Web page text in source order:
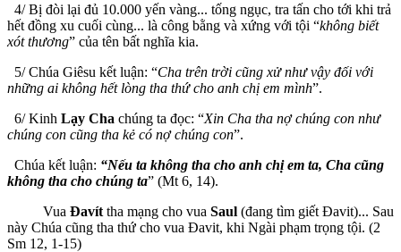
4/ Bị đòi lại đủ 10.000 yến vàng... tống ngục, tra tấn cho tới khi trả
hết đồng xu cuối cùng... là công bằng và xứng với tội “không biết
xót thương” của tên bất nghĩa kia.
5/ Chúa Giêsu kết luận: “Cha trên trời cũng xử như vậy đối với
những ai không hết lòng tha thứ cho anh chị em mình”.
6/ Kinh Lạy Cha chúng ta đọc: “Xin Cha tha nợ chúng con như
chúng con cũng tha kẻ có nợ chúng con”.
Chúa kết luận: “Nếu ta không tha cho anh chị em ta, Cha cũng
không tha cho chúng ta” (Mt 6, 14).
Vua Đavít tha mạng cho vua Saul (đang tìm giết Đavit)... Sau
này Chúa cũng tha thứ cho vua Đavit, khi Ngài phạm trọng tội. (2
Sm 12, 1-15)